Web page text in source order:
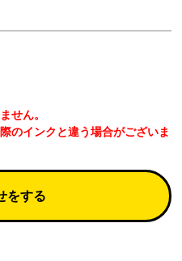
せん。
のインクと違う場合がございま
をする